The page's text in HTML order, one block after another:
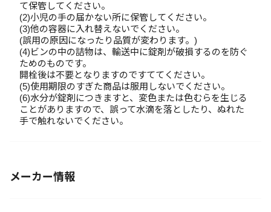
て保管してください。
(2)小児の手の届かない所に保管してください。
(3)他の容器に入れ替えないでください。
(誤用の原因になったり品質が変わります。)
(4)ビンの中の詰物は、輸送中に錠剤が破損するのを防ぐ
ためのものです。
開栓後は不要となりますのですててください。
(5)使用期限のすぎた商品は服用しないでください。
(6)水分が錠剤につきますと、変色または色むらを生じる
ことがありますので、誤って水滴を落としたり、ぬれた
手で触れないでください。
メーカー情報